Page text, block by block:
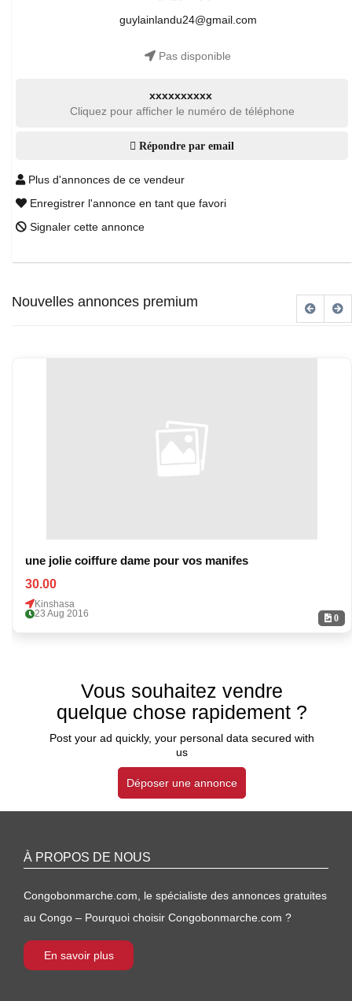
guylainlandu24@gmail.com
Pas disponible
xxxxxxxxxx
Cliquez pour afficher le numéro de téléphone
Répondre par email
Plus d'annonces de ce vendeur
Enregistrer l'annonce en tant que favori
Signaler cette annonce
Nouvelles annonces premium
0
une jolie coiffure dame pour vos manifes
30.00
Kinshasa
23 Aug 2016
Vous souhaitez vendre
quelque chose rapidement ?
Post your ad quickly, your personal data secured with
us
Déposer une annonce
À PROPOS DE NOUS
Congobonmarche.com, le spécialiste des annonces gratuites
au Congo – Pourquoi choisir Congobonmarche.com ?
En savoir plus